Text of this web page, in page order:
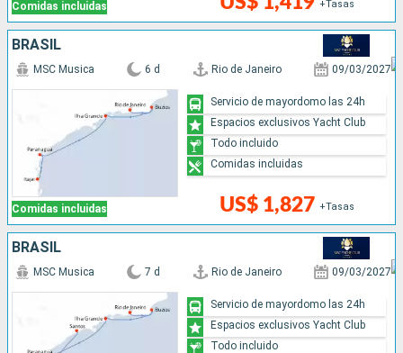
Comidas incluidas +Tasas
BRASIL
Comidas incluidas
MSC Musica 6 d Rio de Janeiro 09/03/2027
US$ 1,827 +Tasas
Servicio de mayordomo las 24h
Espacios exclusivos Yacht Club
Todo incluido
Comidas incluidas
BRASIL
MSC Musica 7 d Rio de Janeiro 09/03/2027
Servicio de mayordomo las 24h
Espacios exclusivos Yacht Club
Todo incluido